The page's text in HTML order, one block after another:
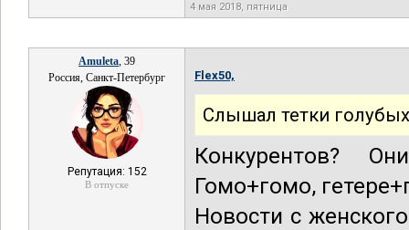
4 мая 2018, пятница
Amuleta, 39
Россия, Санкт-Петербург
Репутация: 152
В отпуске
Flex50,
Слышал тетки
Конкурентов?
Гомо+гомо,
Новости с